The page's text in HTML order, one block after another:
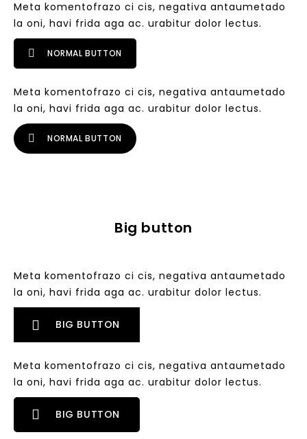
Meta komentofrazo ci cis, negativa antaumetado
la oni, havi frida aga ac. urabitur dolor lectus.
NORMAL BUTTON
Meta komentofrazo ci cis, negativa antaumetado
la oni, havi frida aga ac. urabitur dolor lectus.
NORMAL BUTTON
Big button
Meta komentofrazo ci cis, negativa antaumetado
la oni, havi frida aga ac. urabitur dolor lectus.
BIG BUTTON
Meta komentofrazo ci cis, negativa antaumetado
la oni, havi frida aga ac. urabitur dolor lectus.
BIG BUTTON